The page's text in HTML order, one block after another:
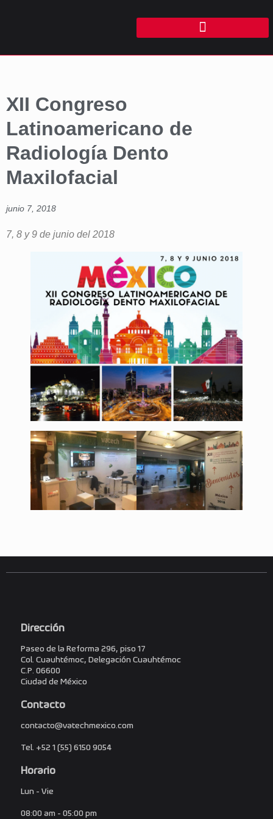
XII Congreso
Latinoamericano de
Radiología Dento
Maxilofacial
junio 7, 2018
7, 8 y 9 de junio del 2018
Dirección
Paseo de la Reforma 296, piso 17
Col. Cuauhtémoc, Delegación Cuauhtémoc
C.P. 06600
Ciudad de México
Contacto
contacto@vatechmexico.com
Tel. +52 1 (55) 6150 9054
Horario
Lun - Vie
08:00 am - 05:00 pm